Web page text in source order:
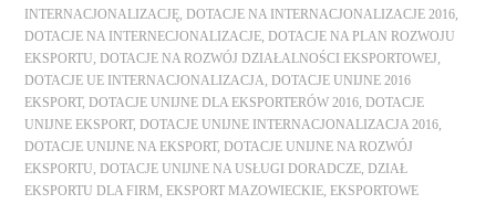
INTERNACJONALIZACJĘ ,DOTACJE NA INTERNACJONALIZACJE 2016
DOTACJE NA INTERNECJONALIZACJE ,DOTACJE NA PLAN ROZWOJU
EKSPORTU ,DOTACJE NA ROZWÓJ DZIAŁALNOŚCI EKSPORTOWEJ
DOTACJE UE INTERNACJONALIZACJA ,DOTACJE UNIJNE 2016
EKSPORT,DOTACJE UNIJNE DLA EKSPORTERÓW 2016 ,DOTACJE
UNIJNE EKSPORT,DOTACJE UNIJNE INTERNACJONALIZACJA 2016
DOTACJE UNIJNE NA EKSPORT,DOTACJE UNIJNE NA ROZWÓJ
EKSPORTU ,DOTACJE UNIJNE NA USŁUGI DORADCZE ,DZIAŁ
EKSPORTU DLA FIRM ,EKSPORT MAZOWIECKIE ,EKSPORTOWE